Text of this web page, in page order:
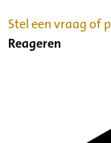
Stel een vraag of
Reageren